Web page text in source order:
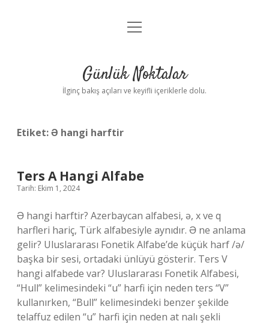
Anasayfa
Yasal Uyarı
menüyü
Günlük Noktalar
İlginç bakış açıları ve keyifli içeriklerle dolu.
Etiket:Ə hangi harftir
Ters A Hangi Alfabe
Tarih: Ekim 1, 2024
Ə hangi harftir? Azerbaycan alfabesi, ə, x ve q
harfleri hariç, Türk alfabesiyle aynıdır. Ə ne anlama
gelir? Uluslararası Fonetik Alfabe’de küçük harf /ə/
başka bir sesi, ortadaki ünlüyü gösterir. Ters V
hangi alfabede var? Uluslararası Fonetik Alfabesi,
“Hull” kelimesindeki “u” harfi için neden ters “V”
kullanırken, “Bull” kelimesindeki benzer şekilde
telaffuz edilen “u” harfi için neden at nalı şekli